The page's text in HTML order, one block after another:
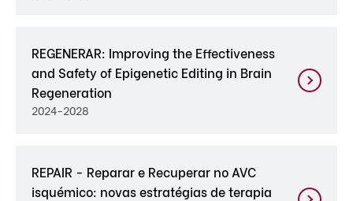
REGENERAR: Improving the Effectiveness
and Safety of Epigenetic Editing in Brain
Regeneration
2024-2028
REPAIR - Reparar e Recuperar no AVC
isquémico: novas estratégias de terapia